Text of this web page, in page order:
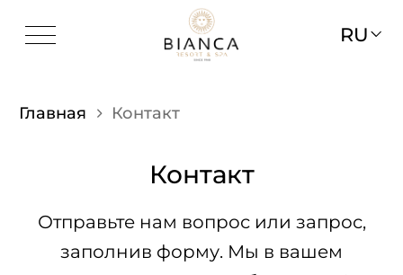
RU
Главная Контакт
Контакт
Отправьте нам вопрос или запрос,
заполнив форму. Мы в вашем